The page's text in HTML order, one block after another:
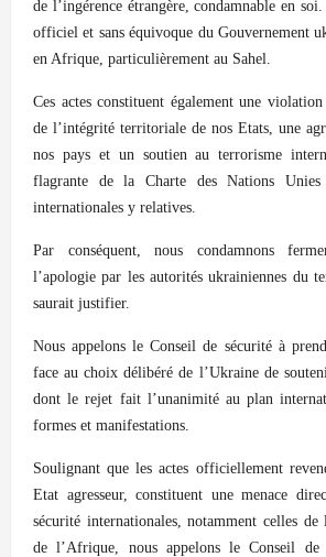
de l’ingérence étrangère, condamnable en
officiel et sans équivoque du Gouvernement
en Afrique, particulièrement au Sahel.
Ces actes constituent également une
de l’intégrité territoriale de nos Etats, une
nos pays et un soutien au terrorisme
flagrante de la Charte des Nations Unies
internationales y relatives.
Par conséquent, nous condamnons
l’apologie par les autorités ukrainiennes du
saurait justifier.
Nous appelons le Conseil de sécurité à
face au choix délibéré de l’Ukraine de
dont le rejet fait l’unanimité au plan
formes et manifestations.
Soulignant que les actes officiellement
Etat agresseur, constituent une menace
sécurité internationales, notamment celles
de l’Afrique, nous appelons le Conseil de